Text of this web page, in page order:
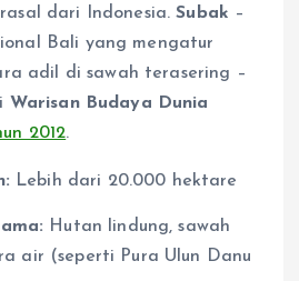
dari Indonesia.Subak –
Bali yang mengatur
adil di sawah terasering –
Warisan Budaya Dunia
2012.
Lebih dari 20.000 hektare
Hutan lindung, sawah
air (seperti Pura Ulun Danu